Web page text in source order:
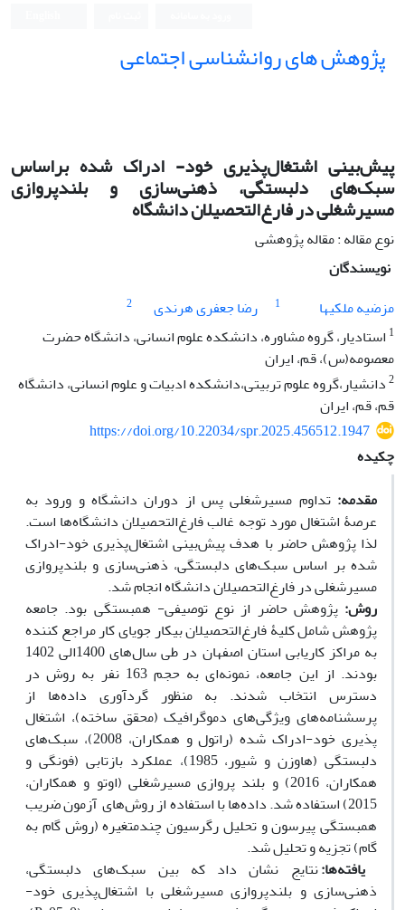
پژوهش های روانشناسی اجتماعی
پیش‌بینی اشتغال‌پذیری خود- ادراک شده براساس
سبک‌های دلبستگی، ذهنی‌سازی و بلندپروازی
مسیرشغلی در فارغ‌التحصیلان دانشگاه
نوع مقاله : مقاله پژوهشی
نویسندگان
مزضیه ملکیها
1 رضا جعفری هرندی
2
1 استادیار، گروه مشاوره، دانشکده علوم انسانی، دانشگاه حضرت
معصومه(س)، قم، ایران
2دانشیار،گروه علوم تربیتی،دانشکده ادبیات و علوم انسانی، دانشگاه
قم، قم، ایران
https://doi.org/10.22034/spr.2025.456512.1947
چکیده
مقدمه: تداوم مسیرشغلی پس از دوران دانشگاه و ورود به
عرصۀ اشتغال مورد توجه غالب فارغ‌التحصیلان دانشگاه‌ها است.
لذا پژوهش حاضر با هدف پیش‌بینی اشتغال‌پذیری خود-ادراک
شده بر اساس سبک‌های دلبستگی، ذهنی‌سازی و بلندپروازی
مسیرشغلی در فارغ‌التحصیلان دانشگاه انجام شد.
روش: پژوهش حاضر از نوع توصیفی- همبستگی بود. جامعه
پژوهش شامل کلیۀ فارغ‌التحصیلان بیکار جویای کار مراجع کننده
به مراکز کاریابی استان اصفهان در طی سال‌های 1400الی 1402
بودند. از این جامعه، نمونه‌ای به حجم 163 نفر به روش در
دسترس انتخاب شدند. به منظور گردآوری داده‌ها از
پرسشنامه‌های ویژگی‌های دموگرافیک (محقق ساخته)، اشتغال
‌پذیری ‌خود-ادراک شده (راتول و همکاران، 2008)، سبک‌های
دلبستگی (هاوزن و شیور، 1985)، عملکرد بازتابی (فونگی و
همکاران، 2016) و بلند پروازی‌ مسیرشغلی (اوتو و همکاران،
2015) استفاده شد. داده‌ها با استفاده از روش‌های آزمون ضریب
همبستگی پیرسون و تحلیل رگرسیون چندمتغیره (روش گام به
گام) تجزیه و تحلیل شد.
یافته‌ها:نتایج نشان داد که بین سبک‌های دلبستگی،
ذهنی‌سازی و بلندپروازی مسیرشغلی با اشتغال‌پذیری خود-